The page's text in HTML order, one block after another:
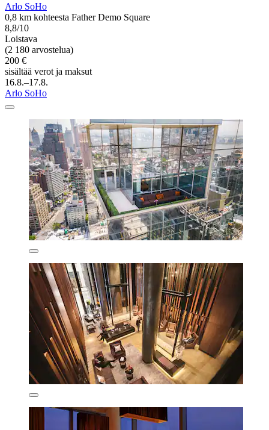
Arlo SoHo
0,8 km kohteesta Father Demo Square
8,8/10
Loistava
(2 180 arvostelua)
200 €
sisältää verot ja maksut
16.8.–17.8.
Arlo SoHo